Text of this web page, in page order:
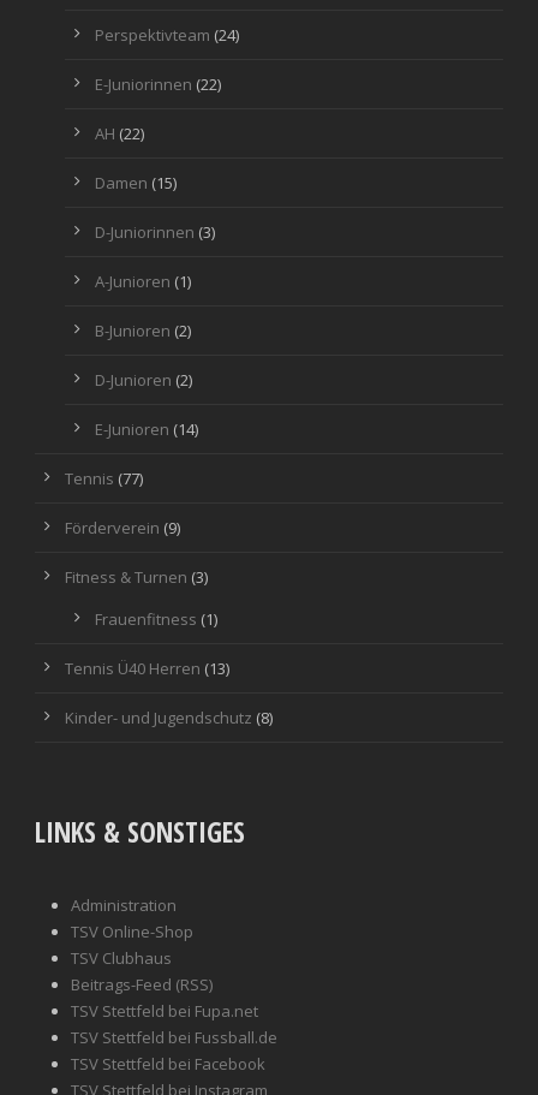
Perspektivteam (24)
E-Juniorinnen (22)
AH (22)
Damen (15)
D-Juniorinnen (3)
A-Junioren (1)
B-Junioren (2)
D-Junioren (2)
E-Junioren (14)
Tennis (77)
Förderverein (9)
Fitness & Turnen (3)
Frauenfitness (1)
Tennis Ü40 Herren (13)
Kinder- und Jugendschutz (8)
LINKS & SONSTIGES
Administration
TSV Online-Shop
TSV Clubhaus
Beitrags-Feed (RSS)
TSV Stettfeld bei Fupa.net
TSV Stettfeld bei Fussball.de
TSV Stettfeld bei Facebook
TSV Stettfeld bei Instagram